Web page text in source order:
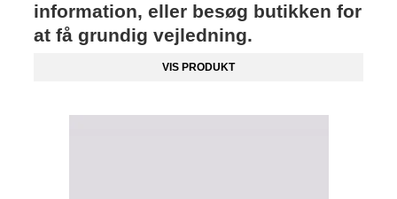
information, eller besøg butikken for
at få grundig vejledning.
VIS PRODUKT